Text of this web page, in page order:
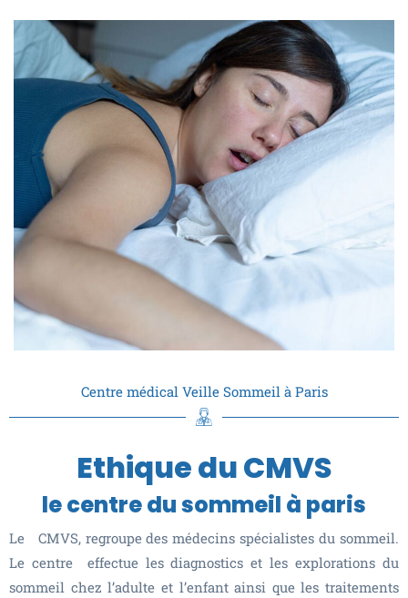
Centre médical Veille Sommeil à Paris
Ethique du CMVS
le centre du sommeil à paris
Le CMVS, regroupe des médecins spécialistes du sommeil.
Le centre effectue les diagnostics et les explorations du
sommeil chez l’adulte et l’enfant ainsi que les traitements